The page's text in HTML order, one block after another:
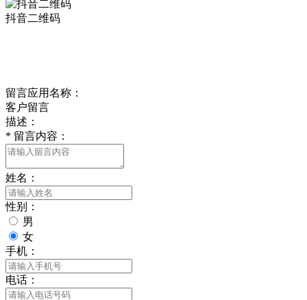
抖音二维码
留言应用名称：
客户留言
描述：
* 留言内容：
姓名：
性别：
男
女
手机：
电话：